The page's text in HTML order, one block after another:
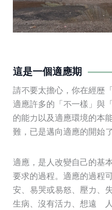
這是一個適應期
請不要太擔心，你在經歷
適應許多的「不一樣」與
的能力以及適應環境的本
難，已是邁向適應的開始了
適應，是人改變自己的基
要求的過程。適應的過程
安、易哭或易怒、壓力、
生病、沒有活力、想遠離